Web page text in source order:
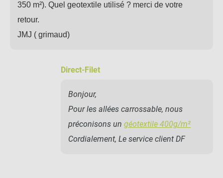
350 m²). Quel geotextile utilisé ? merci de votre
retour.
JMJ ( grimaud)
Direct-Filet
Bonjour,
Pour les allées carrossable, nous
préconisons un géotextile 400g/m²
Cordialement, Le service client DF